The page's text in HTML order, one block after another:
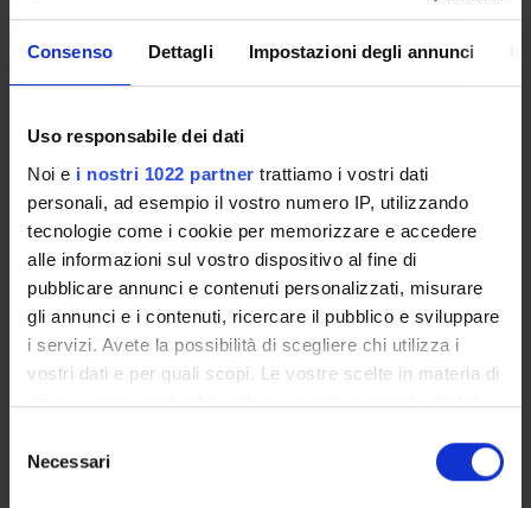
Consenso Dettagli Impostazioni degli annunci
Uso responsabile dei dati
Noi e i nostri 1022 partner trattiamo i vostri dati
personali, ad esempio il vostro numero IP, utilizzando
tecnologie come i cookie per memorizzare e accedere
alle informazioni sul vostro dispositivo al fine di
pubblicare annunci e contenuti personalizzati, misurare
gli annunci e i contenuti, ricercare il pubblico e sviluppare
i servizi. Avete la possibilità di scegliere chi utilizza i
vostri dati e per quali scopi. Le vostre scelte in materia di
privacy sono applicabili solo su questa proprietà digitale
modificare o revocare il proprio consenso in qualsiasi
momento dalla Dichiarazione sui cookie o facendo clic
delNecessari
Psychiatry
SEZIONI
Psichiatria
ATTIVITÀ
GRUPPI DI RICERCA